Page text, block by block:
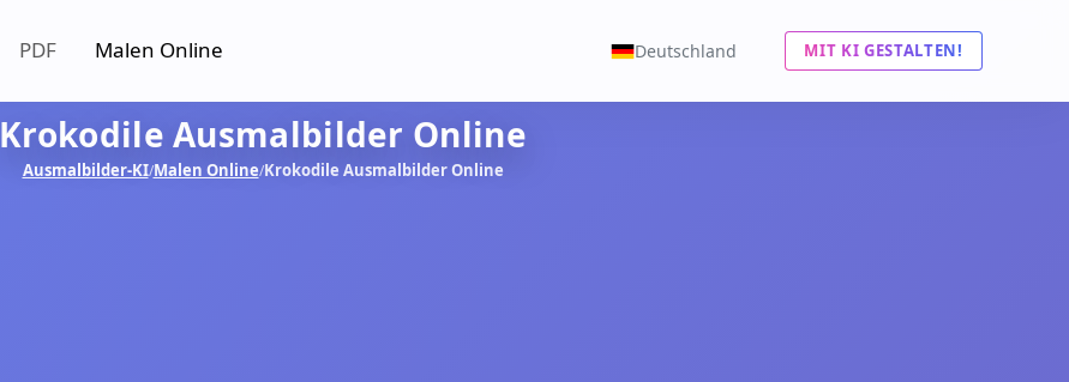
PDF Malen Online Deutschland MIT KI GESTALTEN!
Krokodile Ausmalbilder Online
Ausmalbilder-KI/Malen Online/Krokodile Ausmalbilder Online